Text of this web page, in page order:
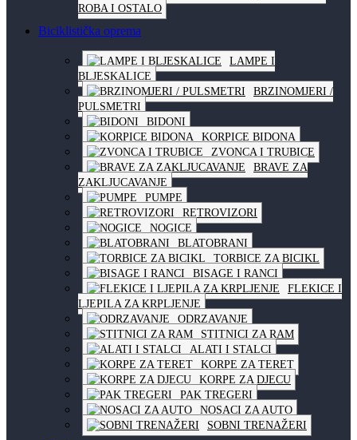
ROBA I OSTALO
Biciklistička oprema
LAMPE I
BLJESKALICE
BRZINOMJERI /
PULSMETRI
BIDONI
KORPICE BIDONA
ZVONCA I TRUBICE
BRAVE ZA
ZAKLJUCAVANJE
PUMPE
RETROVIZORI
NOGICE
BLATOBRANI
TORBICE ZA BICIKL
BISAGE I RANCI
FLEKICE I
LJEPILA ZA KRPLJENJE
ODRZAVANJE
STITNICI ZA RAM
ALATI I STALCI
KORPE ZA TERET
KORPE ZA DJECU
PAK TREGERI
NOSACI ZA AUTO
SOBNI TRENAŽERI